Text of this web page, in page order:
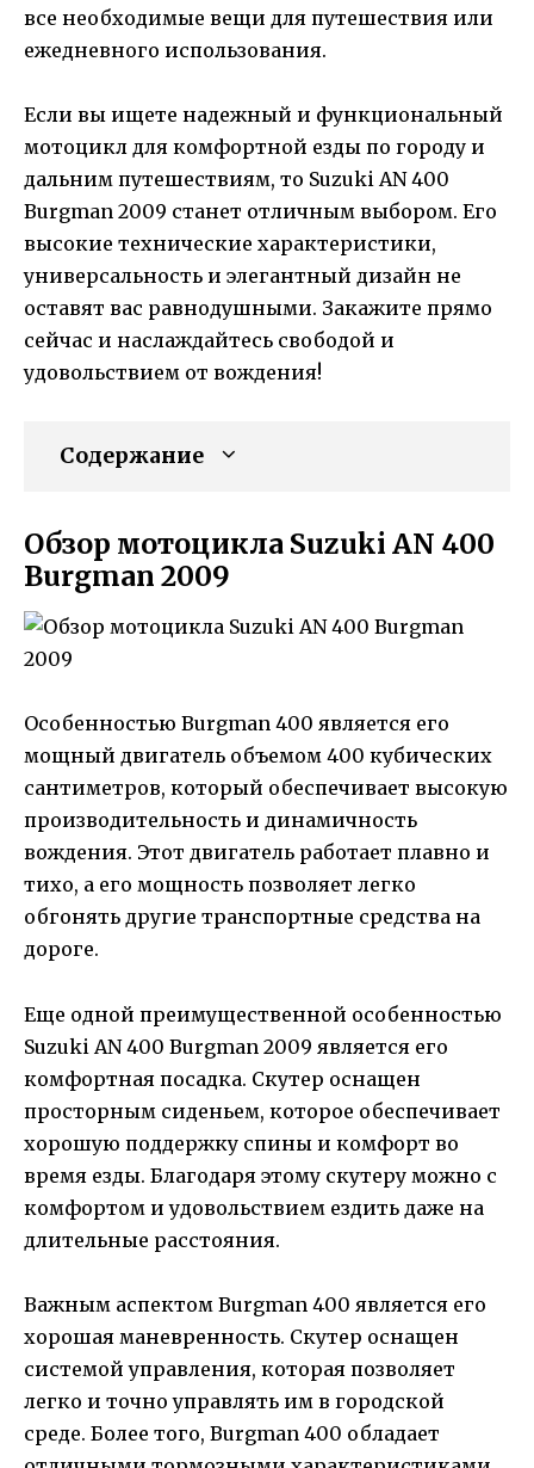
все необходимые вещи для путешествия или
ежедневного использования.
Если вы ищете надежный и функциональный
мотоцикл для комфортной езды по городу и
дальним путешествиям, то Suzuki AN 400
Burgman 2009 станет отличным выбором. Его
высокие технические характеристики,
универсальность и элегантный дизайн не
оставят вас равнодушными. Закажите прямо
сейчас и наслаждайтесь свободой и
удовольствием от вождения!
Содержание
Обзор мотоцикла Suzuki AN 400
Burgman 2009
Особенностью Burgman 400 является его
мощный двигатель объемом 400 кубических
сантиметров, который обеспечивает высокую
производительность и динамичность
вождения. Этот двигатель работает плавно и
тихо, а его мощность позволяет легко
обгонять другие транспортные средства на
дороге.
Еще одной преимущественной особенностью
Suzuki AN 400 Burgman 2009 является его
комфортная посадка. Скутер оснащен
просторным сиденьем, которое обеспечивает
хорошую поддержку спины и комфорт во
время езды. Благодаря этому скутеру можно с
комфортом и удовольствием ездить даже на
длительные расстояния.
Важным аспектом Burgman 400 является его
хорошая маневренность. Скутер оснащен
системой управления, которая позволяет
легко и точно управлять им в городской
среде. Более того, Burgman 400 обладает